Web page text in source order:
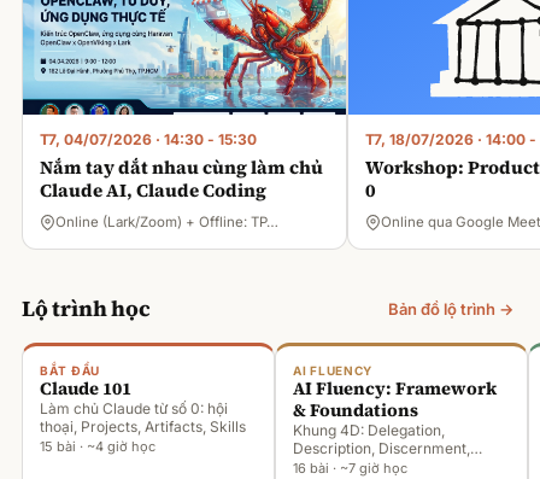
T7, 04/07/2026 · 14:30 - 15:30
Nắm tay dắt nhau cùng làm chủ
Claude AI, Claude Coding
Online (Lark/Zoom) + Offline: TP…
T7, 18/07/2026 · 14:00 -
Workshop:
0
Online qua Google Meet
Lộ trình học Bản đồ lộ trình →
BẮT ĐẦU
Claude 101
Làm chủ Claude từ số 0: hội
thoại, Projects, Artifacts, Skills
15 bài · ~4 giờ học
AI FLUENCY
AI Fluency: Framework
& Foundations
Khung 4D: Delegation,
Description, Discernment,
Diligence
16 bài · ~7 giờ học